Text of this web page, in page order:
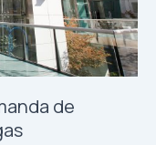
de